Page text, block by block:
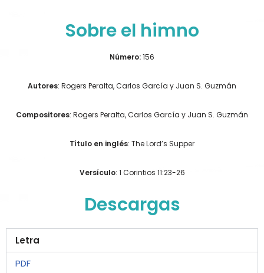
Sobre el himno
Número:156
Autores: Rogers Peralta, Carlos García y Juan S. Guzmán
Compositores: Rogers Peralta, Carlos García y Juan S. Guzmán
Título en inglés: The Lord’s Supper
Versículo: 1 Corintios 11:23-26
Descargas
Letra
PDF